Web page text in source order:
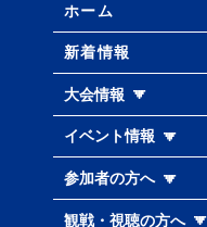
ホーム
新着情報
大会情報
イベント情報
参加者の方へ
観戦・視聴の方へ